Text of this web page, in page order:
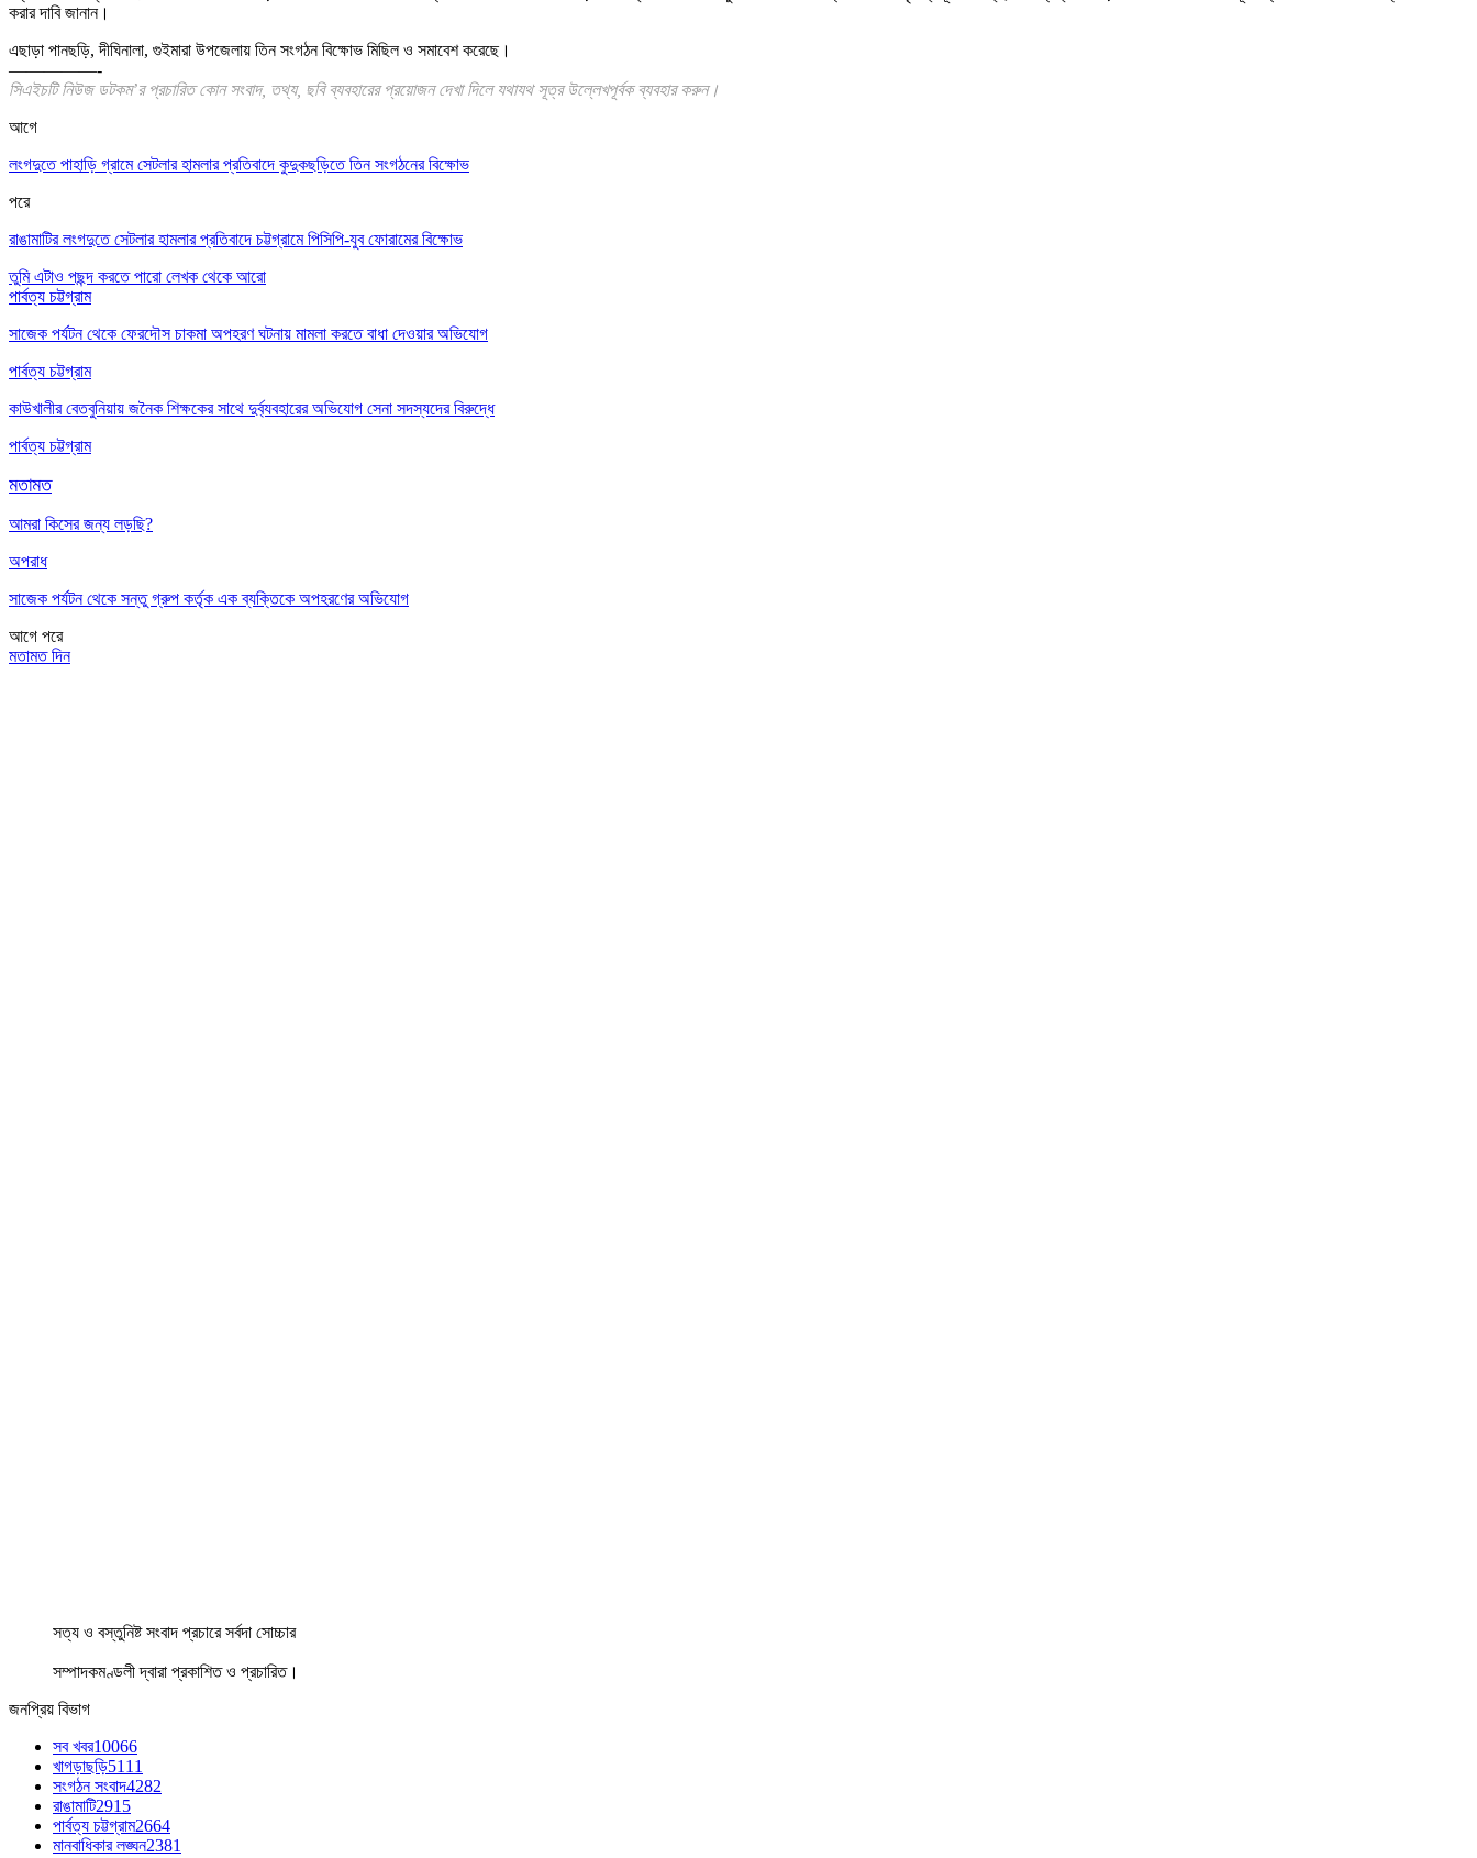
করার দাবি জানান।
এছাড়া পানছড়ি, দীঘিনালা, গুইমারা উপজেলায় তিন সংগঠন বিক্ষোভ মিছিল ও সমাবেশ করেছে।
—————-
সিএইচটি নিউজ ডটকম’র প্রচারিত কোন সংবাদ, তথ্য, ছবি ব্যবহারের প্রয়োজন দেখা দিলে যথাযথ সূত্র উল্লেখপূর্বক ব্যবহার করুন।
আগে
লংগদুতে পাহাড়ি গ্রামে সেটলার হামলার প্রতিবাদে কুদুকছড়িতে তিন সংগঠনের বিক্ষোভ
পরে
রাঙামাটির লংগদুতে সেটলার হামলার প্রতিবাদে চট্টগ্রামে পিসিপি-যুব ফোরামের বিক্ষোভ
তুমি এটাও পছন্দ করতে পারো লেখক থেকে আরো
পার্বত্য চট্টগ্রাম
সাজেক পর্যটন থেকে ফেরদৌস চাকমা অপহরণ ঘটনায় মামলা করতে বাধা দেওয়ার অভিযোগ
পার্বত্য চট্টগ্রাম
কাউখালীর বেতবুনিয়ায় জনৈক শিক্ষকের সাথে দুর্ব্যবহারের অভিযোগ সেনা সদস্যদের বিরুদ্ধে
পার্বত্য চট্টগ্রাম
মতামত
আমরা কিসের জন্য লড়ছি?
অপরাধ
সাজেক পর্যটন থেকে সন্তু গ্রুপ কর্তৃক এক ব্যক্তিকে অপহরণের অভিযোগ
আগে পরে
মতামত দিন
সত্য ও বস্তুনিষ্ট সংবাদ প্রচারে সর্বদা সোচ্চার
সম্পাদকমণ্ডলী দ্বারা প্রকাশিত ও প্রচারিত।
জনপ্রিয় বিভাগ
সব খবর10066
খাগড়াছড়ি5111
সংগঠন সংবাদ4282
রাঙামাটি2915
পার্বত্য চট্টগ্রাম2664
মানবাধিকার লঙ্ঘন2381